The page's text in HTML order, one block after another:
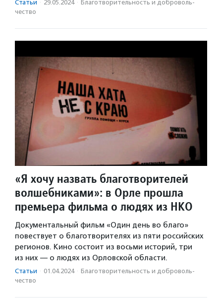
Статьи · 29.05.2024 · Благотвори­тель­ность и доброволь­
чест­во
«Я хочу назвать благотворителей
волшебниками»: в Орле прошла
премьера фильма о людях из НКО
Документальный фильм «Один день во благо»
повествует о благотворителях из пяти российских
регионов. Кино состоит из восьми историй, три
из них — о людях из Орловской области.
Статьи · 01.04.2024 · Благотвори­тель­ность и доброволь­
чест­во